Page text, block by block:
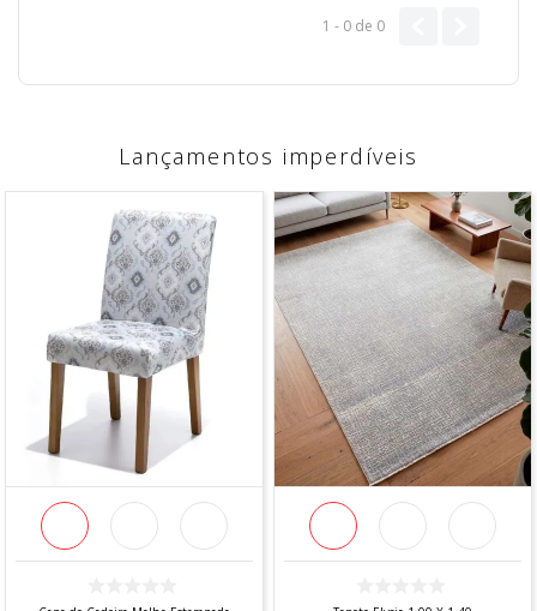
1 - 0 de 0
Lançamentos imperdíveis